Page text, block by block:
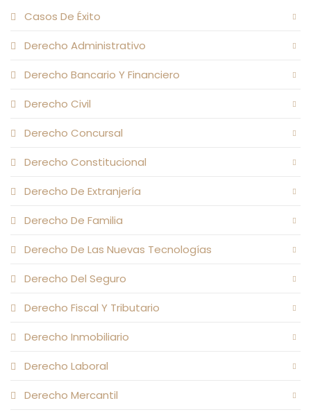
Casos De Éxito
Derecho Administrativo
Derecho Bancario Y Financiero
Derecho Civil
Derecho Concursal
Derecho Constitucional
Derecho De Extranjería
Derecho De Familia
Derecho De Las Nuevas Tecnologías
Derecho Del Seguro
Derecho Fiscal Y Tributario
Derecho Inmobiliario
Derecho Laboral
Derecho Mercantil